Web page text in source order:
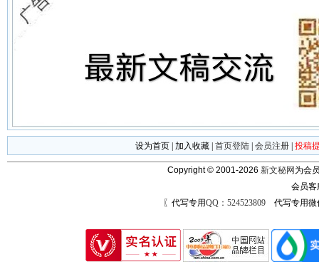
设为首页 加入收藏 首页登陆 会员注册 投稿
Copyright © 2001-2026 新文秘网 为会
会员
〖代写专用QQ：524523809代写专用微